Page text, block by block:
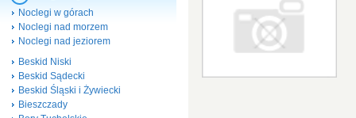
Noclegi w górach
Noclegi nad morzem
Noclegi nad jeziorem
Beskid Niski
Beskid Sądecki
Beskid Śląski i Żywiecki
Bieszczady